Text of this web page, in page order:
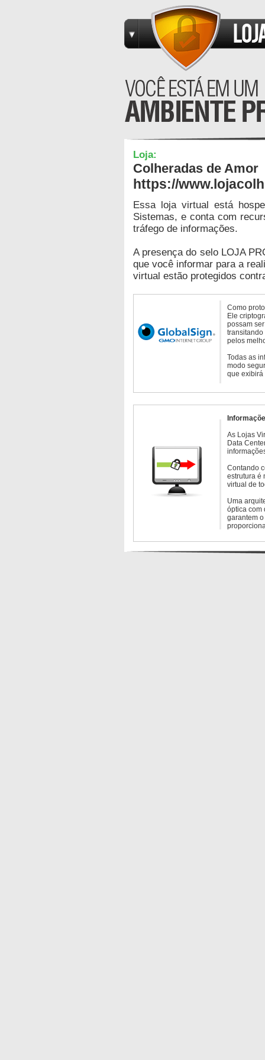
Loja:
Colheradas de Amor
https://
Essa loja virtual está
Sistemas, e conta com
tráfego de informações.
A presença do selo LOJA
que você informar para a
virtual estão protegidos
Como
Ele
possam
transitando
pelos
Todas as
modo
que exibirá
As Lojas
Data
Contando
estrutura é
virtual de
Uma
óptica com
garantem